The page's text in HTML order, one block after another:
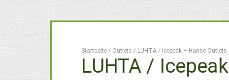
Startseite / Outlets / LUHTA / Icepeak – Hanse
LUHTA /